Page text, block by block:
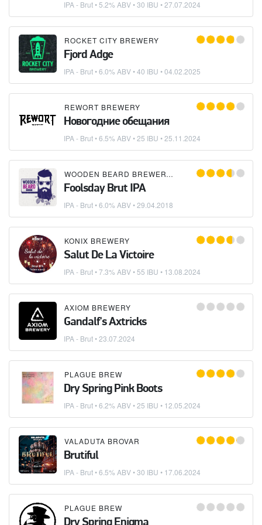
IPA - Brut• 5.2% ABV • 30 IBU •27.07.2024
ROCKET CITY BREWERY
Fjord Adge
IPA - Brut• 6.0% ABV • 40 IBU •04.02.2025
REWORT BREWERY
Новогодние обещания
IPA - Brut• 6.5% ABV • 25 IBU •25.11.2024
WOODEN BEARD BREWERY× LIS BREW × MAGER
Foolsday Brut IPA
IPA - Brut• 6.0% ABV •29.04.2018
KONIX BREWERY
Salut De La Victoire
IPA - Brut• 7.3% ABV • 55 IBU • 13.08.2024
AXIOM BREWERY
Gandalf's Axtricks
IPA - Brut•23.07.2024
PLAGUE BREW
Dry Spring Pink Boots
IPA - Brut• 6.2% ABV • 25 IBU • 12.05.2024
VALADUTA BROVAR
Brutiful
IPA - Brut• 6.5% ABV • 30 IBU • 17.06.2024
PLAGUE BREW